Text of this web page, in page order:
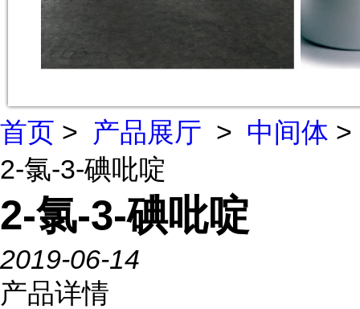
首页 > 产品展厅 > 中间体 >
2-氯-3-碘吡啶
2-氯-3-碘吡啶
2019-06-14
产品详情